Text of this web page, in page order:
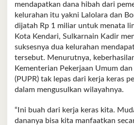
mendapatkan dana hibah dari
kelurahan itu yakni Lalolara dan
dijatah Rp 1 miliar untuk menata
Kota Kendari, Sulkarnain Kadir
suksesnya dua kelurahan
tersebut. Menurutnya,
Kementerian Pekerjaan Umum
(PUPR) tak lepas dari kerja keras
dalam mengusulkan wilayahnya.
“Ini buah dari kerja keras kita.
dananya bisa kita manfaatkan